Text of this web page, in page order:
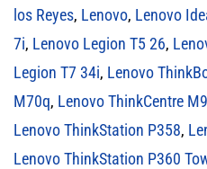
los Reyes, Lenovo, Lenovo
7i, Lenovo Legion T5 26,
Legion T7 34i, Lenovo
M70q, Lenovo ThinkCentre
Lenovo ThinkStation P358,
Lenovo ThinkStation P360